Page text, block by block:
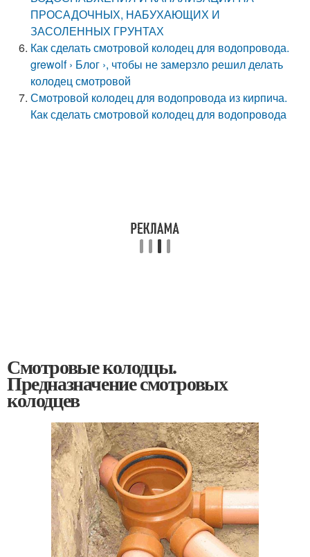
ПРОСАДОЧНЫХ, НАБУХАЮЩИХ И
ЗАСОЛЕННЫХ ГРУНТАХ
Как сделать смотровой колодец для водопровода.
grewolf › Блог ›, чтобы не замерзло решил делать
колодец смотровой
Смотровой колодец для водопровода из кирпича.
Как сделать смотровой колодец для водопровода
Смотровые колодцы.
Предназначение смотровых
колодцев